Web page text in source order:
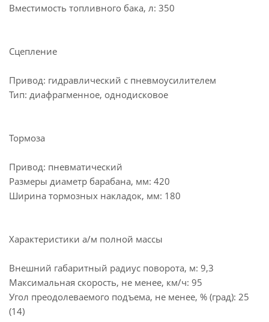
Вместимость топливного бака, л: 350
Сцепление
Привод: гидравлический с пневмоусилителем
Тип: диафрагменное, однодисковое
Тормоза
Привод: пневматический
Размеры диаметр барабана, мм: 420
Ширина тормозных накладок, мм: 180
Характеристики а/м полной массы
Внешний габаритный радиус поворота, м: 9,3
Максимальная скорость, не менее, км/ч: 95
Угол преодолеваемого подъема, не менее, % (град): 25
(14)